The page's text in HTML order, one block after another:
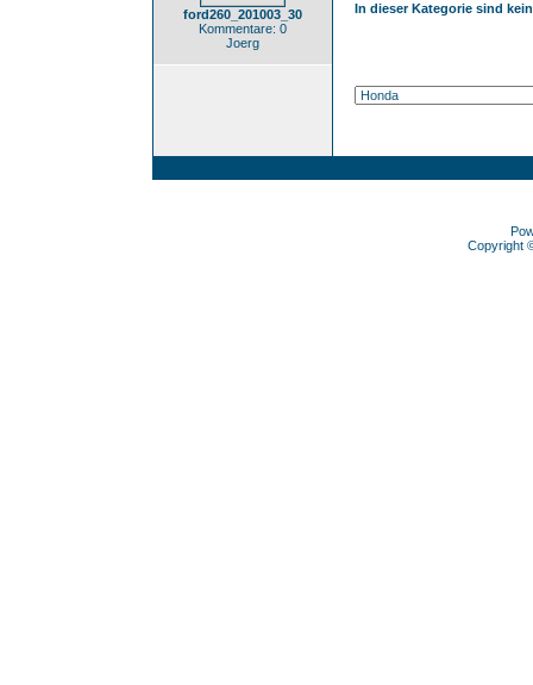
ford260_201003_30
Kommentare: 0
Joerg
In dieser Kategorie sind
Copyright